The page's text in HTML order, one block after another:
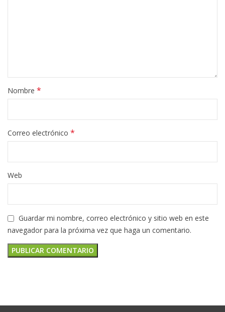
Nombre *
Correo electrónico *
Web
Guardar mi nombre, correo electrónico y sitio web en este
navegador para la próxima vez que haga un comentario.